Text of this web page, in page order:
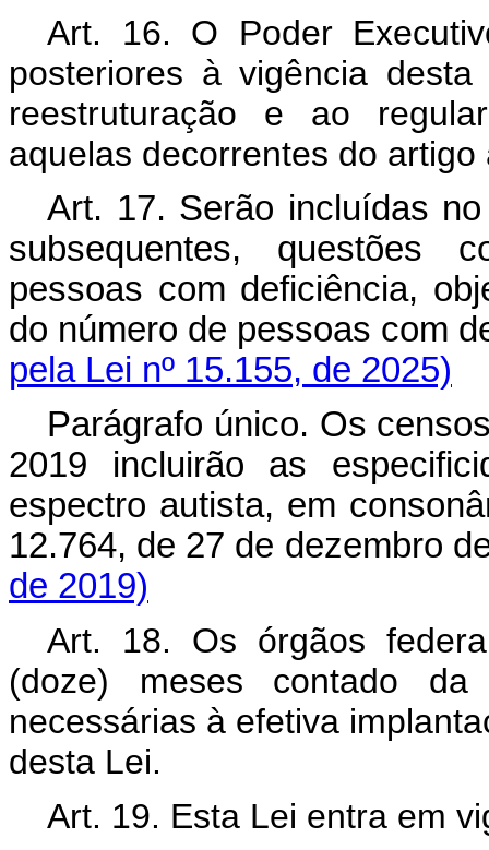
Art. 16. O Poder
posteriores à vigência
reestruturação e ao
aquelas decorrentes do artigo
Art. 17. Serão incluídas
subsequentes, questões
pessoas com deficiência,
do número de pessoas
pela Lei nº 15.155, de 2025)
Parágrafo único. Os
2019 incluirão as
espectro autista, em
12.764, de 27 de dezembro
de 2019)
Art. 18. Os órgãos
(doze) meses contado
necessárias à efetiva
desta Lei.
Art. 19. Esta Lei entra em